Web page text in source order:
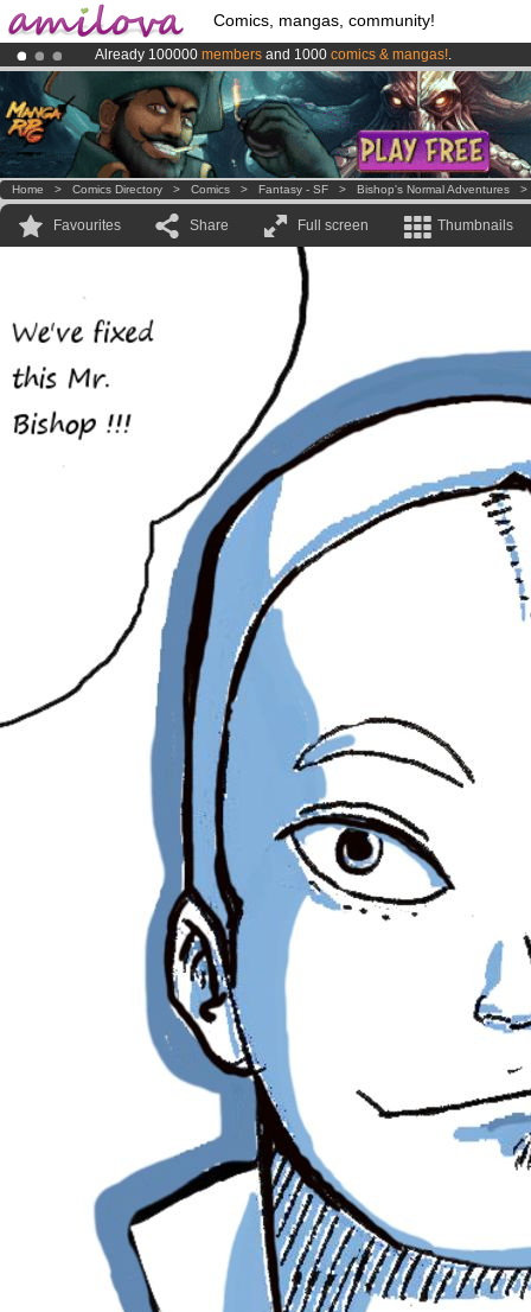
Comics, mangas, community!
Already 100000 members and 1000 comics & mangas!.
AmilovaKickstarter is now LIVE!.
Premium membership from3.95 euros per month !Get membership
Home > Comics Directory > Comics > Fantasy - SF > Bishop's Normal Adventures
Favourites Share Full screen Thumbnails